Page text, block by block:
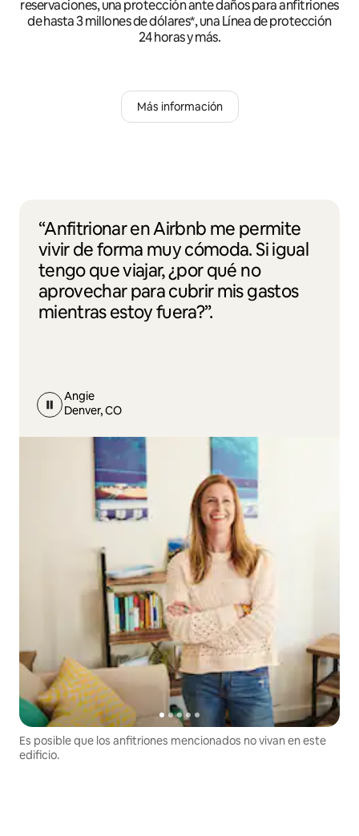
reservaciones, una protección ante daños para anfitriones
de hasta 3 millones de dólares*, una Línea de protección
24 horas y más.
Más información
“Anfitrionar en Airbnb me permite
vivir de forma muy cómoda. Si igual
tengo que viajar, ¿por qué no
aprovechar para cubrir mis gastos
mientras estoy fuera?”.
Angie
Denver, CO
Es posible que los anfitriones mencionados no vivan en este
edificio.